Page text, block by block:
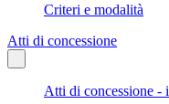
Criteri e modalità
Atti di concessione
Atti di concessione -